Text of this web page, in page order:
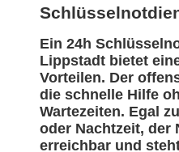
Ein 24h
Lippstadt bietet
Vorteilen. Der
die schnelle Hilfe
Wartezeiten. Egal
oder Nachtzeit, der
erreichbar und